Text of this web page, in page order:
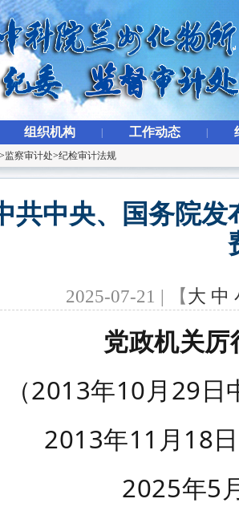
组织机构 工作动态
>监察审计处>纪检审计法规
共中央、国务院
2025-07-21 | 【大 中
党政机关
（2013年10月29
2013年11月18
2025年5